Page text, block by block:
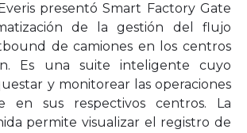
presentó Smart Factory Gate
de la gestión del flujo
de camiones en los centros
Es una suite inteligente cuyo
y monitorear las operaciones
en sus respectivos centros. La
permite visualizar el registro de